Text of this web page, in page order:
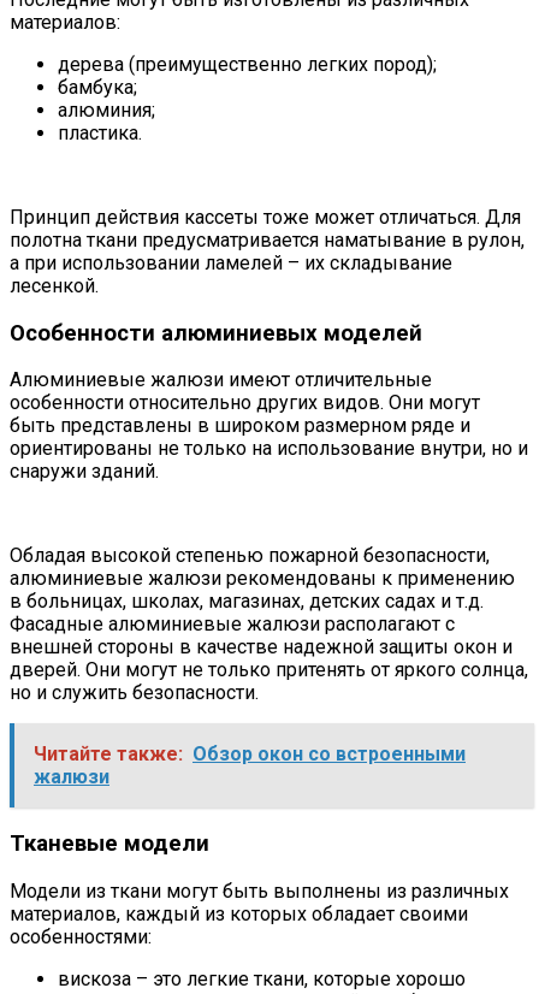
материалов:
дерева (преимущественно легких пород);
бамбука;
алюминия;
пластика.
Принцип действия кассеты тоже может отличаться. Для
полотна ткани предусматривается наматывание в рулон,
а при использовании ламелей – их складывание
лесенкой.
Особенности алюминиевых моделей
Алюминиевые жалюзи имеют отличительные
особенности относительно других видов. Они могут
быть представлены в широком размерном ряде и
ориентированы не только на использование внутри, но и
снаружи зданий.
Обладая высокой степенью пожарной безопасности,
алюминиевые жалюзи рекомендованы к применению
в больницах, школах, магазинах, детских садах и т.д.
Фасадные алюминиевые жалюзи располагают с
внешней стороны в качестве надежной защиты окон и
дверей. Они могут не только притенять от яркого солнца,
но и служить безопасности.
Читайте также: Обзор окон со встроенными
жалюзи
Тканевые модели
Модели из ткани могут быть выполнены из различных
материалов, каждый из которых обладает своими
особенностями:
вискоза – это легкие ткани, которые хорошо